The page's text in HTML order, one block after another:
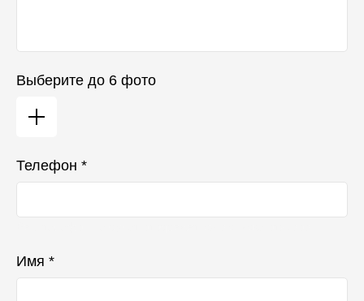
Выберите до 6 фото
Телефон *
Имя *